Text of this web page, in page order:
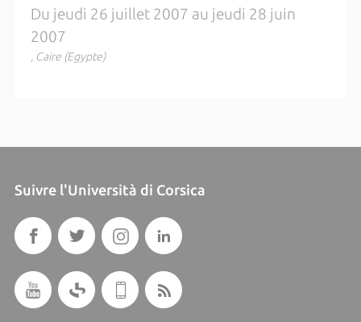
Du jeudi 26 juillet 2007 au jeudi 28 juin
2007
, Caire (Egypte)
Suivre l'Università di Corsica